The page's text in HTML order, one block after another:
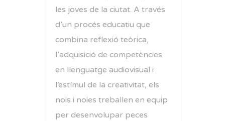
les joves de la ciutat. A través
d’un procés educatiu que
combina reflexió teòrica,
l’adquisició de competències
en llenguatge audiovisual i
l’estímul de la creativitat, els
nois i noies treballen en equip
per desenvolupar peces